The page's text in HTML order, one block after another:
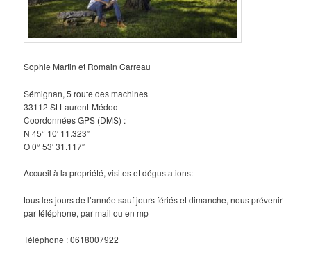
Sophie Martin et Romain Carreau
Sémignan, 5 route des machines
33112 St Laurent-Médoc
Coordonnées GPS (DMS) :
N 45° 10′ 11.323″
O 0° 53′ 31.117″
Accueil à la propriété, visites et dégustations:
tous les jours de l’année sauf jours fériés et dimanche, nous prévenir
par téléphone, par mail ou en mp
Téléphone : 0618007922